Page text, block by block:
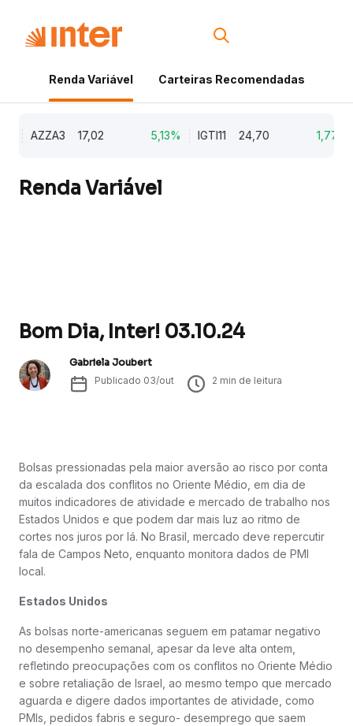
Renda Variável Carteiras Recomendadas
AZZA3 17,02 5,13% IGTI11 24,70 1,77%
Renda Variável
Bom Dia, Inter! 03.10.24
Gabriela Joubert
Publicado 03/out 2 min de leitura
Bolsas pressionadas pela maior aversão ao risco por conta
da escalada dos conflitos no Oriente Médio, em dia de
muitos indicadores de atividade e mercado de trabalho nos
Estados Unidos e que podem dar mais luz ao ritmo de
cortes nos juros por lá. No Brasil, mercado deve repercutir
fala de Campos Neto, enquanto monitora dados de PMI
local.
Estados Unidos
As bolsas norte-americanas seguem em patamar negativo
no desempenho semanal, apesar da leve alta ontem,
refletindo preocupações com os conflitos no Oriente Médio
e sobre retaliação de Israel, ao mesmo tempo que mercado
aguarda e digere dados importantes de atividade, como
PMIs, pedidos fabris e seguro- desemprego que saem